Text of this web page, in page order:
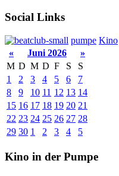
Social Links
pumpe Kino
«
Juni 2026
»
M D M D F S
S
1
2 3 4 5 6
7
8
9 10 11 12 13 14
15 16 17 18 19 20 21
22 23 24 25 26 27 28
29 30 1 2 3 4 5
Kino in der Pumpe